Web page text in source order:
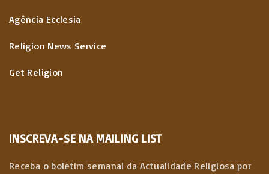
Agência Ecclesia
Religion News Service
Get Religion
INSCREVA-SE NA MAILING LIST
Receba o boletim semanal da Actualidade Religiosa por